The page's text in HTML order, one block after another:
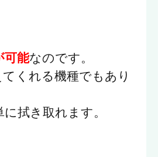
可能なのです。
くれる機種でもあり
拭き取れます。